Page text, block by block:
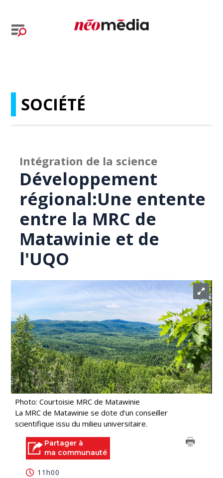
SOCIÉTÉ
Intégration de la science
Développement
régional:Une entente
entre la MRC de
Matawinie et de
l'UQO
Photo: Courtoisie MRC de Matawinie
La MRC de Matawinie se dote d’un conseiller
scientifique issu du milieu universitaire.
Partager à
ma communauté
11h00